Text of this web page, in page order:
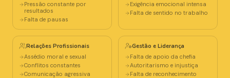
Pressão constante por
resultados
Falta de pausas
Exigência emocional intensa
Falta de sentido no trabalho
Relações Profissionais
Assédio moral e sexual
Conflitos constantes
Comunicação agressiva
Gestão e Liderança
Falta de apoio da chefia
Autoritarismo e injustiça
Falta de reconhecimento